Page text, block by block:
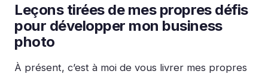
Leçons tirées de mes propres défis
pour développer mon business
photo
À présent, c’est à moi de vous livrer mes propres